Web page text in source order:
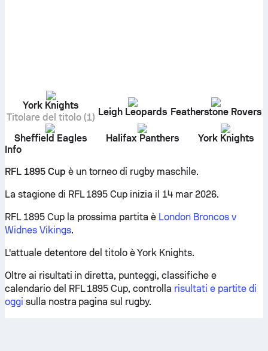
York Knights
Titolare del titolo (1) Leigh Leopards Featherstone Rovers
Sheffield Eagles Halifax Panthers
York Knights
Info
RFL 1895 Cup è un torneo di rugby maschile.
La stagione di RFL 1895 Cup inizia il 14 mar 2026.
RFL 1895 Cup la prossima partita è London Broncos v
Widnes Vikings.
L'attuale detentore del titolo è York Knights.
Oltre ai risultati in diretta, punteggi, classifiche e
calendario del RFL 1895 Cup, controlla risultati e partite di
oggi sulla nostra pagina sul rugby.